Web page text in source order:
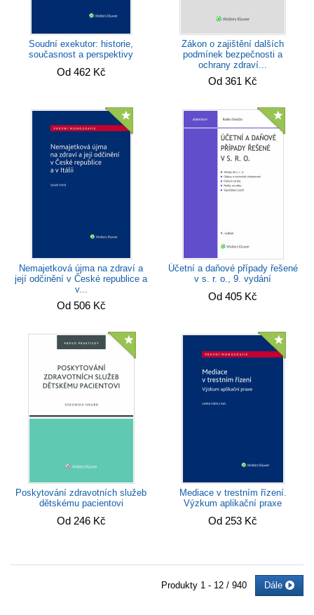
Soudní exekutor: historie,
současnost a perspektivy
Od 462 Kč
Zákon o zajištění dalších
podmínek bezpečnosti a
ochrany zdraví...
Od 361 Kč
Nemajetková újma na zdraví a
její odčinění v České republice a
v...
Od 506 Kč
Účetní a daňové případy řešené
v s. r. o., 9. vydání
Od 405 Kč
Poskytování zdravotních služeb
dětskému pacientovi
Od 246 Kč
Mediace v trestním řízení.
Výzkum aplikační praxe
Od 253 Kč
Produkty 1 - 12 / 940 Dále